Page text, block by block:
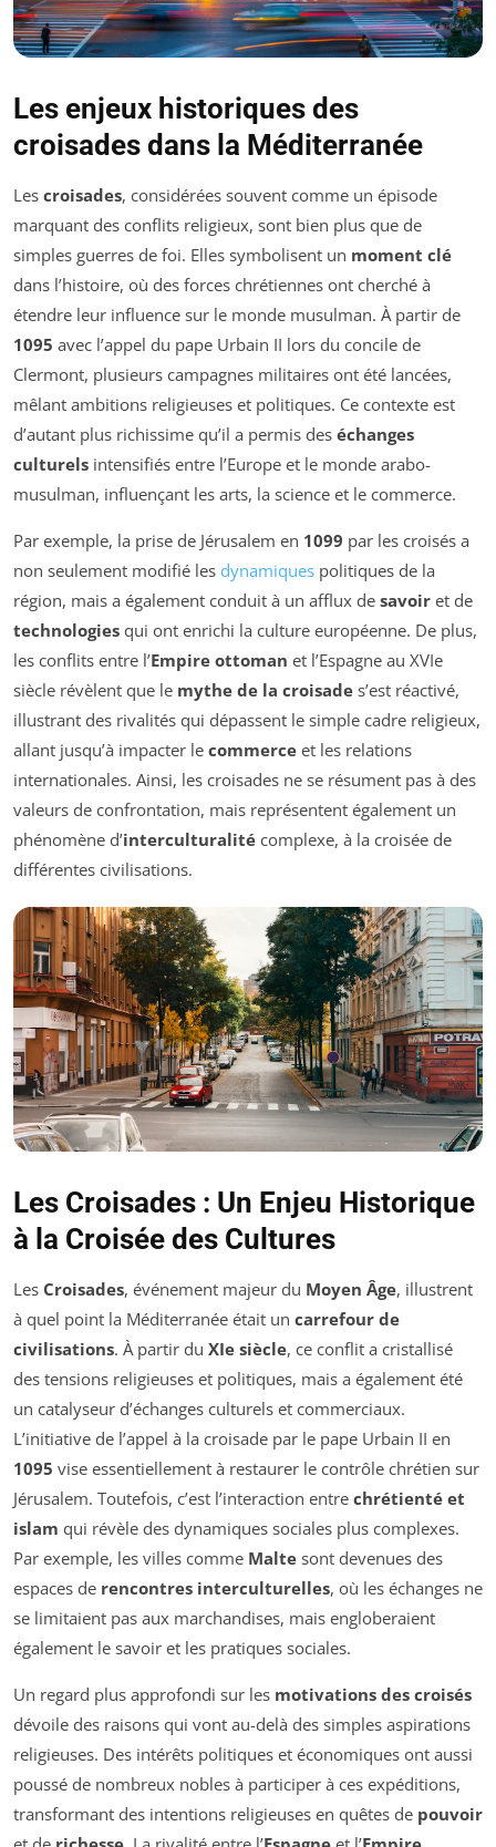
Les enjeux historiques des
croisades dans la Méditerranée
Les croisades, considérées souvent comme un épisode
marquant des conflits religieux, sont bien plus que de
simples guerres de foi. Elles symbolisent un moment clé
dans l’histoire, où des forces chrétiennes ont cherché à
étendre leur influence sur le monde musulman. À partir de
1095 avec l’appel du pape Urbain II lors du concile de
Clermont, plusieurs campagnes militaires ont été lancées,
mêlant ambitions religieuses et politiques. Ce contexte est
d’autant plus richissime qu’il a permis des échanges
culturels intensifiés entre l’Europe et le monde arabo-
musulman, influençant les arts, la science et le commerce.
Par exemple, la prise de Jérusalem en 1099 par les croisés a
non seulement modifié les dynamiques politiques de la
région, mais a également conduit à un afflux de savoir et de
technologies qui ont enrichi la culture européenne. De plus,
les conflits entre l’Empire ottoman et l’Espagne au XVIe
siècle révèlent que le mythe de la croisade s’est réactivé,
illustrant des rivalités qui dépassent le simple cadre religieux,
allant jusqu’à impacter le commerce et les relations
internationales. Ainsi, les croisades ne se résument pas à des
valeurs de confrontation, mais représentent également un
phénomène d’interculturalité complexe, à la croisée de
différentes civilisations.
Les Croisades : Un Enjeu Historique
à la Croisée des Cultures
Les Croisades, événement majeur du Moyen Âge, illustrent
à quel point la Méditerranée était un carrefour de
civilisations. À partir du XIe siècle, ce conflit a cristallisé
des tensions religieuses et politiques, mais a également été
un catalyseur d’échanges culturels et commerciaux.
L’initiative de l’appel à la croisade par le pape Urbain II en
1095 vise essentiellement à restaurer le contrôle chrétien sur
Jérusalem. Toutefois, c’est l’interaction entre chrétienté et
islam qui révèle des dynamiques sociales plus complexes.
Par exemple, les villes comme Malte sont devenues des
espaces de rencontres interculturelles, où les échanges ne
se limitaient pas aux marchandises, mais engloberaient
également le savoir et les pratiques sociales.
Un regard plus approfondi sur les motivations des croisés
dévoile des raisons qui vont au-delà des simples aspirations
religieuses. Des intérêts politiques et économiques ont aussi
poussé de nombreux nobles à participer à ces expéditions,
transformant des intentions religieuses en quêtes de pouvoir